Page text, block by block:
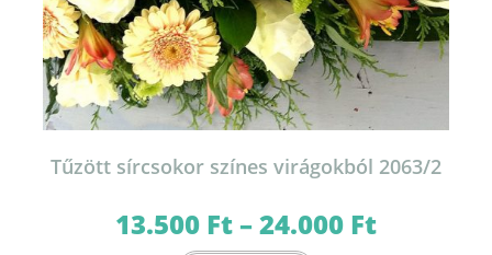
Tűzött sírcsokor színes virágokból 2063/2
13.500 Ft–24.000 Ft13.500 Ft